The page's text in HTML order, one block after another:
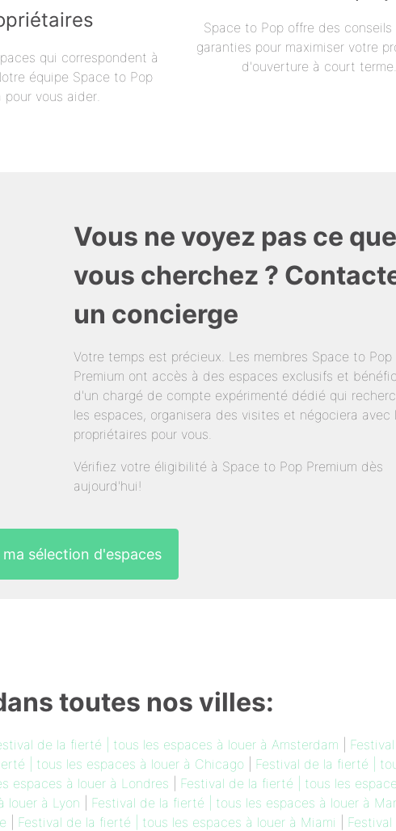
qui correspondent à
équipe Space to Pop
pour vous aider.
Space to Pop offre des
garanties pour maximiser votre
d'ouverture à court terme.
Vous ne voyez pas ce que
vous cherchez ?
un concierge
Votre temps est précieux. Les membres Space to Pop
Premium ont accès à des espaces exclusifs et
d'un chargé de compte expérimenté dédié qui
les espaces, organisera des visites et négociera avec
propriétaires pour vous.
Vérifiez votre éligibilité à Space to Pop Premium dès
aujourd'hui!
sélection d'espaces
toutes nos villes:
de la fierté | tous les espaces à louer à Amsterdam
| tous les espaces à louer à Chicago
Festival de la fierté |
espaces à louer à Londres
Festival de la fierté | tous les
louer à Lyon
Festival de la fierté | tous les espaces à louer à
Festival de la fierté | tous les espaces à louer à Miami
Festival